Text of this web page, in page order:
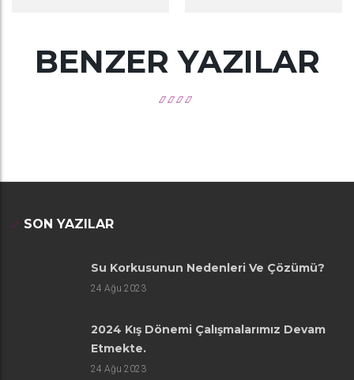
BENZER YAZILAR
SON YAZILAR
Su Korkusunun Nedenleri Ve Çözümü?
24 Ağu 2023
2024 Kış Dönemi Çalışmalarımız Devam
Etmekte.
24 Ağu 2023